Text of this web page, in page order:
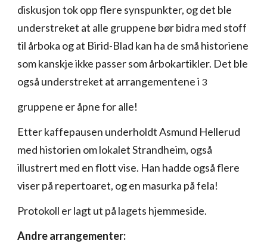
diskusjon tok opp flere synspunkter, og det ble
understreket at alle gruppene bør bidra med stoff
til årboka og at Birid-Blad kan ha de små historiene
som kanskje ikke passer som årbokartikler. Det ble
også understreket at arrangementene i 3
gruppene er åpne for alle!
Etter kaffepausen underholdt Asmund Hellerud
med historien om lokalet Strandheim, også
illustrert med en flott vise. Han hadde også flere
viser på repertoaret, og en masurka på fela!
Protokoll er lagt ut på lagets hjemmeside.
Andre arrangementer: